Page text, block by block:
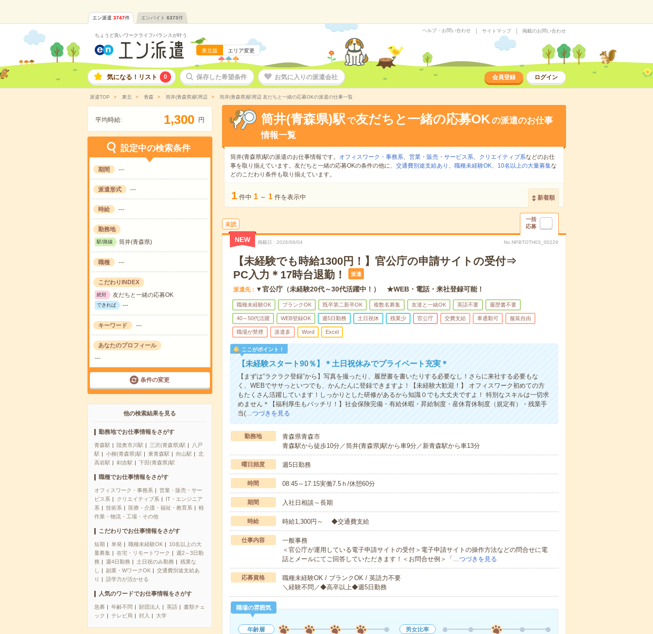
エン派遣 3747件 エンバイト 6373件
ちょうど良いワークライフバランスが叶う
東北版 エリア変更
ヘルプ・お問い合わせ サイトマップ 掲載のお問い合わせ
気になる！リスト 0 保存した希望条件 お気に入りの派遣会社 会員登録 ログイン
派遣TOP 東北 青森 筒井(青森県)駅周辺 筒井(青森県)駅周辺 友だちと一緒の応募OKの派遣の仕事一覧
平均時給: 1,300 円
設定中の検索条件
期間 ---
派遣形式 ---
時給 ---
勤務地
駅/路線 筒井(青森県)
職種 ---
こだわりINDEX
絶対 友だちと一緒の応募OK
できれば ---
キーワード ---
あなたのプロフィール
---
条件の変更
他の検索結果を見る
勤務地でお仕事情報をさがす
青森駅 陸奥市川駅 三沢(青森県)駅
八戸
駅
小柳(青森県)駅 東青森駅 向山駅
北
高岩駅
剣吉駅 下田(青森県)駅
職種でお仕事情報をさがす
オフィスワーク・事務系
営業・販売・サー
ビス系
クリエイティブ系
IT・エンジニア
系
技術系 医療・介護・福祉・教育系
軽
作業・物流・工場・その他
こだわりでお仕事情報をさがす
短期 単発 職種未経験OK
10名以上の大
量募集
在宅・リモートワーク
週2～3日勤
務
週4日勤務 土日祝のみ勤務
残業な
し
副業・WワークOK
交通費別途支給あ
り
語学力が活かせる
人気のワードでお仕事情報をさがす
急募 年齢不問 財団法人 英語
書類チェ
ック
テレビ局 封入 大学
筒井(青森県)駅 で友だちと一緒の応募OKの派遣のお仕事
情報一覧
筒井(青森県)駅の派遣のお仕事情報です。 オフィスワーク・事務系、 営業・販売・サービス系、 クリエイティブ系などのお仕
事を取り揃えています。友だちと一緒の応募OKの条件の他に、 交通費別途支給あり 、 職種未経験OK、 10名以上の大量募集な
どのこだわり条件も取り揃えています。
1 件中 1 ～ 1 件を表示中 新着順
未読
一括
応募
NEW 掲載日 2026/08/04 No.NPBTOTH03_00229
【未経験でも時給1300円！】官公庁の申請サイトの受付⇒
PC入力＊17時台退勤！
派遣
派遣先 ▼官公庁（未経験20代～30代活躍中！） ★WEB・電話・来社登録可能！
職種未経験OK ブランクOK 既卒第二新卒OK 複数名募集 友達と一緒OK 英語不要 履歴書不要
40～50代活躍 WEB登録OK 週5日勤務 土日祝休 残業少 官公庁 交費支給 車通勤可 服装自由
職場が禁煙 派遣多 Word Excel
ここがポイント！
【未経験スタート90％】＊土日祝休みでプライベート充実＊
【まずは“ラクラク登録”から】写真を撮ったり、履歴書を書いたりする必要なし！さらに来社する必要もな
く、WEBでササっといつでも、かんたんに登録できますよ！【未経験大歓迎！】 オフィスワーク初めての方
もたくさん活躍しています！しっかりとした研修があるから知識０でも大丈夫ですよ！ 特別なスキルは一切求
めません＊【福利厚生もバッチリ！】社会保険完備・有給休暇・昇給制度・産休育休制度（規定有）・残業手
当(…つづきを見る
勤務地
青森県青森市
青森駅から徒歩10分／筒井(青森県)駅から車9分／新青森駅から車13分
曜日頻度 週5日勤務
時間 08:45～17:15実働7.5ｈ/休憩60分
期間 入社日相談～長期
時給 時給1,300円～ ◆交通費支給
仕事内容
一般事務
＜官公庁が運用している電子申請サイトの受付＞電子申請サイトの操作方法などの問合せに電
話とメールにてご回答していただきます！＜お問合せ例＞「…つづきを見る
応募資格
職種未経験OK / ブランクOK / 英語力不要
＼経験不問／◆高卒以上◆週5日勤務
職場の雰囲気
年齢層
男女比率